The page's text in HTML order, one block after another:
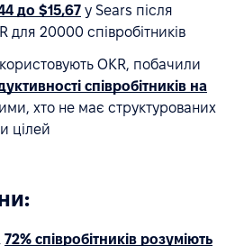
до $15,67 у Sears після
для 20000 співробітників
OKR, побачили
співробітників на
хто не має структурованих
цілей
72% співробітників розуміють